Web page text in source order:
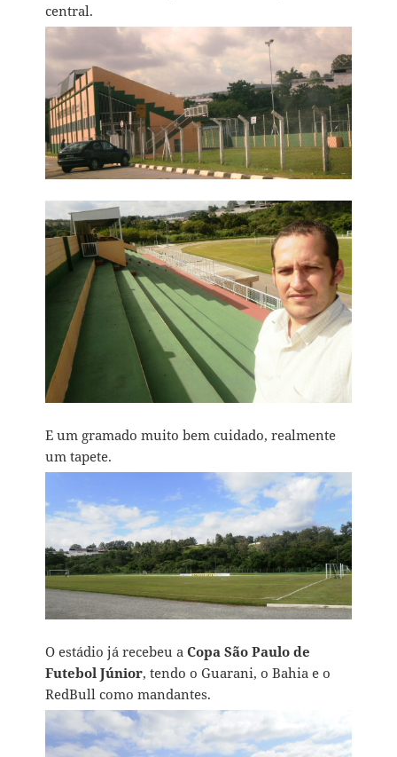
central.
E um gramado muito bem cuidado, realmente
um tapete.
O estádio já recebeu aCopa São Paulo de
Futebol Júnior, tendo o Guarani, o Bahia e o
RedBull como mandantes.